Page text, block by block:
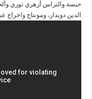
حبسة والتراس أزهري ثوري
الدين دويدار، ومونتاج